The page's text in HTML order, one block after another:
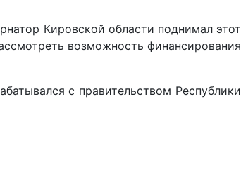
Кировской области поднимал этот
возможность финансирования
с правительством Республики